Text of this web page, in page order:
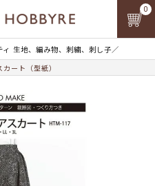
ィ 生地、編み物、刺繍、刺し子／
0
ート（型紙）